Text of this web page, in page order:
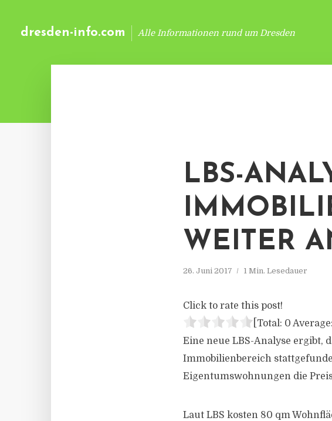
dresden-info.com Alle Informationen rund um Dresden
LBS-
WEITER
26. Juni 2017 1 Min. Lesedauer
Click to rate this post!
[Total: 0 Average:
Eine neue LBS-Analyse ergibt,
Immobilienbereich
Eigentumswohnungen die
Laut LBS kosten 80 qm